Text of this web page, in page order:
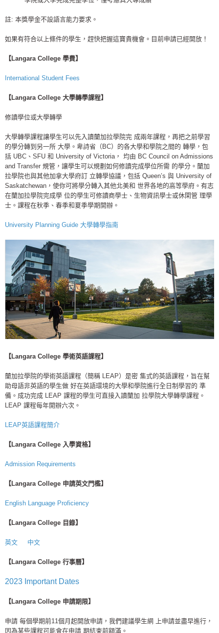
註: 本獎學金不設語言能力要求。
如果有符合以上條件的學生，趕快把握這寶貴機會。 目前申請已經開放！
【Langara College ​學費】
International Student Fees
【Langara College 大學轉學課程】
修讀學位或大學轉學
大學轉學課程讓學生可以先入讀蘭加拉學院完 成兩年課程，再把之前學習
的學分轉到另一所 大學。卑詩省（BC）的各大學和學院之間的 轉學，包
括 UBC、SFU 和 University of Victoria， 均由 BC Council on Admissions
and Transfer 規管，讓學生可以規劃如何修讀完成學位所需 的學分。蘭加
拉學院也與其他加拿大學府訂 立轉學協議，包括 Queen’s 與 University of
Saskatchewan，使你可將學分轉入其他北美和 世界各地的高等學府。有志
在蘭加拉學院完成學 位的學生可修讀商學士、生物資訊學士或休閑管 理學
士。課程在秋季、春季和夏季學期開辦。
University Planning Guide 大學轉學指南
【Langara College 學術英語課程】
蘭加拉學院的學術英語課程（簡稱 LEAP）是密 集式的英語課程，旨在幫
助母語非英語的學生做 好在英語環境的大學和學院進行全日制學習的 準
備。成功完成 LEAP 課程的學生可直接入讀蘭加 拉學院大學轉學課程。
LEAP 課程每年開辦六次。
LEAP英語課程簡介
【Langara College 入學資格】
Admission Requirements
【Langara College 申請英文門檻】
English Language Proficiency
【Langara College 目錄】
英文 中文
【Langara College 行事曆】
2023 Important Dates
【Langara College 申請期限】
申請 每個學期前11個月起開放申請，我們建議學生網 上申請並盡早進行，
因為某些課程可能會在申請 期結束前額滿。